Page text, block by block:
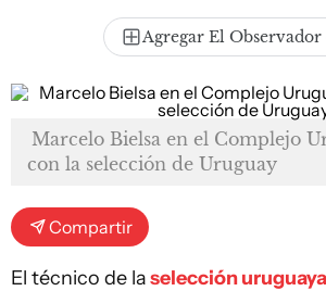
Agregar El Observador
Marcelo Bielsa en el Complejo
con la selección de Uruguay
Compartir
El técnico de laselección